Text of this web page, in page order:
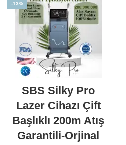
-13%
SBS Silky Pro
Lazer Cihazı Çift
Başlıklı 200m Atış
Garantili-Orjinal